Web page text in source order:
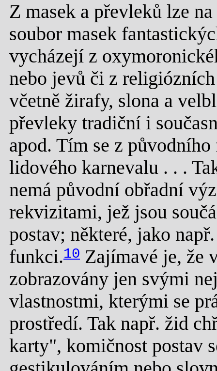
Z masek a převleků lze
soubor masek
vycházejí z
nebo jevů či z
včetně žirafy, slona a
převleky tradiční i
apod. Tím se z původního
lidového karnevalu . . .
nemá původní obřadní
rekvizitami, jež jsou
postav; některé, jako
funkci.10 Zajímavé je, že
zobrazovány jen svými
vlastnostmi, kterými se
prostředí. Tak např. žid
karty", komičnost postav